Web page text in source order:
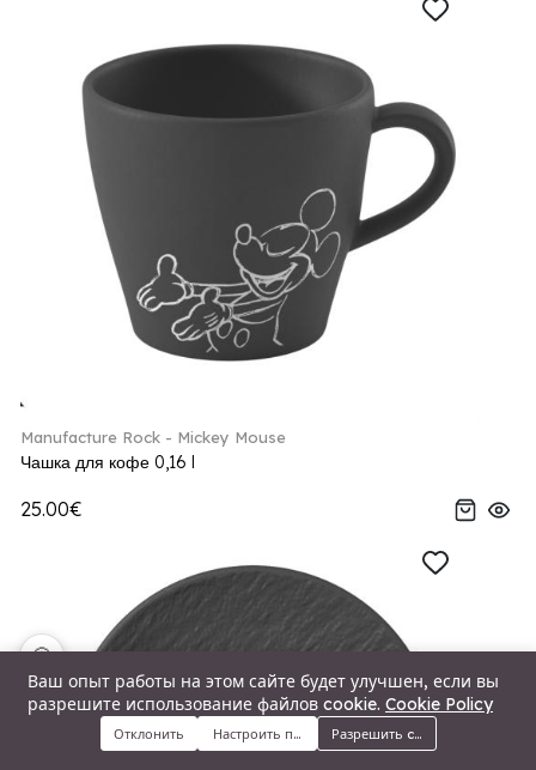
Меню Категории Поиск Корзина
Manufacture Rock - Mickey Mouse
Чашка для кофе 0,16 l
25.00€
Ваш опыт работы на этом сайте будет улучшен, если вы
разрешите использование файлов cookie. Cookie Policy
Отклонить Настроить предпочтенияРазрешить cookie
🍪